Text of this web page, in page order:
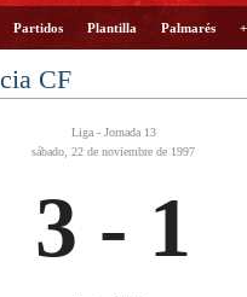
Partidos Plantilla Palmarés
CF
Liga - Jornada 13
sábado, 22 de noviembre de 1997
3 - 1